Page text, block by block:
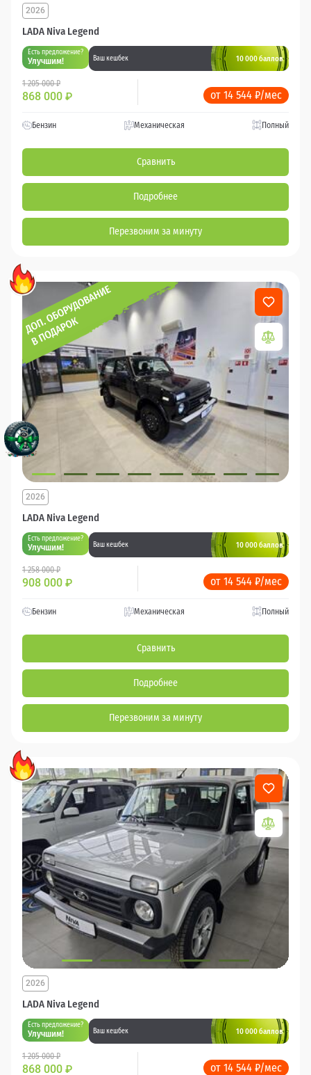
LADA Niva Legend
2026
Есть предложение?
Улучшим! Ваш кешбек 10 000 баллов
1 205 000 ₽
868 000 ₽ от 14 544 ₽/мес
Бензин Механическая Полный
Сравнить
Подробнее
Перезвоним за минуту
LADA Niva Legend
2026
Есть предложение?
Улучшим! Ваш кешбек 10 000 баллов
1 258 000 ₽
908 000 ₽ от 14 544 ₽/мес
Бензин Механическая Полный
Сравнить
Подробнее
Перезвоним за минуту
LADA Niva Legend
2026
Есть предложение?
Улучшим! Ваш кешбек 10 000 баллов
1 205 000 ₽
868 000 ₽ от 14 544 ₽/мес